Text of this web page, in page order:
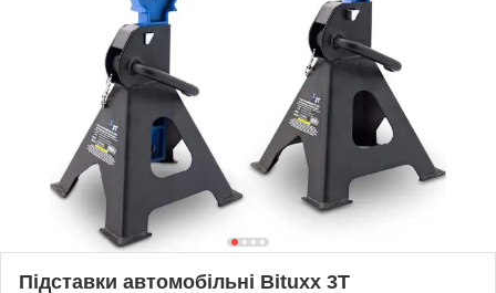
Підставки автомобільні Bituxx 3Т